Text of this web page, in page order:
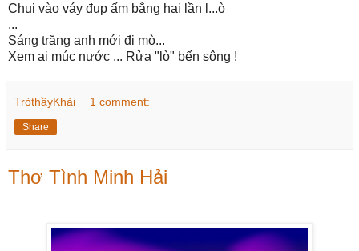
Chui vào váy đụp ấm bằng hai lần l...ò
...
Sáng trăng anh mới đi mò...
Xem ai múc nước ... Rửa "lò" bến sông !
TròthầyKhải 1 comment:
Share
Thơ Tình Minh Hải